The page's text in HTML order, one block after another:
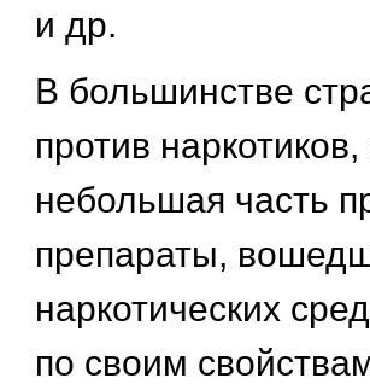
и др.
В большинстве
против
небольшая часть
препараты,
наркотических
по своим